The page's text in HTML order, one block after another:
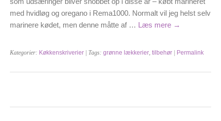
med hvidløg og oregano i Rema1000. Normalt vil jeg helst selv
marinere kødet, men denne måtte af … Læs mere →
Kategorier: Køkkenskriverier | Tags: grønne lækkerier tilbehør | Permalink